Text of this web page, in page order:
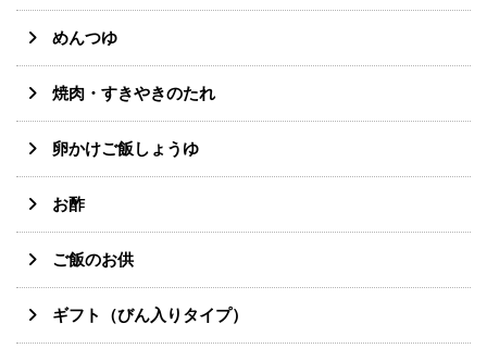
めんつゆ
焼肉・すきやきのたれ
卵かけご飯しょうゆ
お酢
ご飯のお供
ギフト（びん入りタイプ）